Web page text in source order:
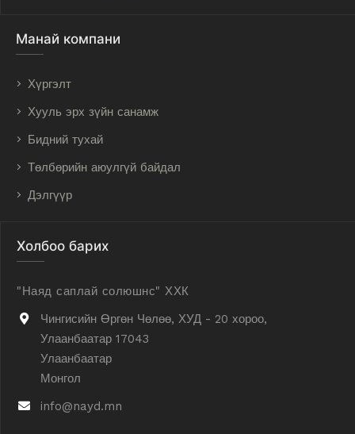
Манай компани
Хүргэлт
Хууль эрх зүйн санамж
Бидний тухай
Төлбөрийн аюулгүй байдал
Дэлгүүр
Холбоо барих
"Наяд саплай солюшнс" ХХК
Чингисийн Өргөн Чөлөө, ХУД - 20 хороо,
Улаанбаатар 17043
Улаанбаатар
Монгол
info@nayd.mn